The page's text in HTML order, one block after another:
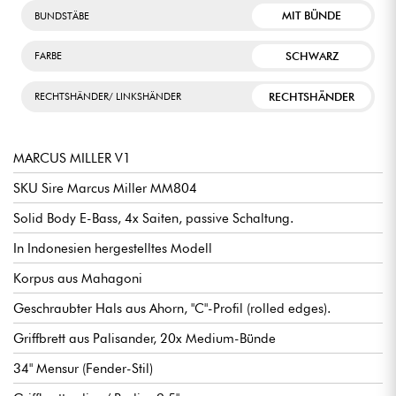
BUNDSTÄBE MIT BÜNDE
FARBE SCHWARZ
RECHTSHÄNDER/ LINKSHÄNDER RECHTSHÄNDER
MARCUS MILLER V1
SKU Sire Marcus Miller MM804
Solid Body E-Bass, 4x Saiten, passive Schaltung.
In Indonesien hergestelltes Modell
Korpus aus Mahagoni
Geschraubter Hals aus Ahorn, "C"-Profil (rolled edges).
Griffbrett aus Palisander, 20x Medium-Bünde
34" Mensur (Fender-Stil)